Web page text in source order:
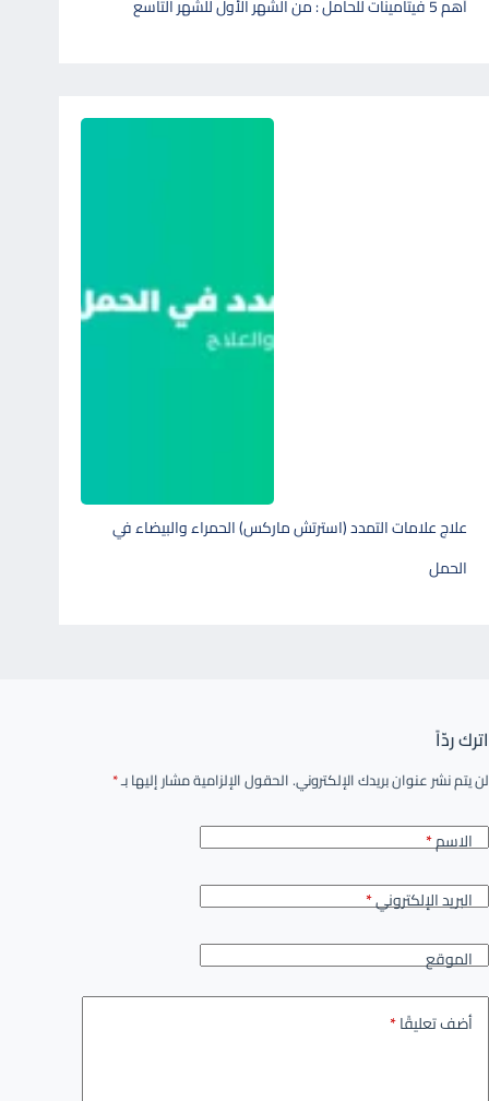
أهم 5 فيتامينات للحامل : من الشهر الأول للشهر التاسع
علاج علامات التمدد (استرتش ماركس) الحمراء والبيضاء في
الحمل
اترك ردّاً
لن يتم نشر عنوان بريدك الإلكتروني.الحقول الإلزامية مشار إليها بـ*
الاسم*
البريد الإلكتروني*
الموقع
أضف تعليقًا*